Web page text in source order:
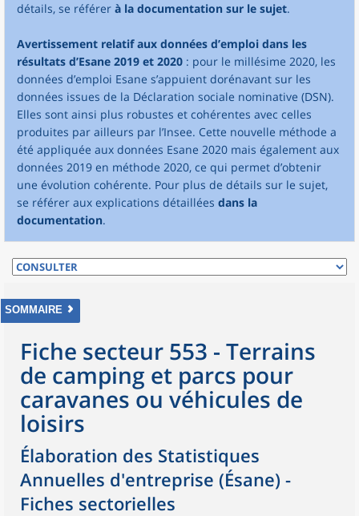
détails, se référer à la documentation sur le sujet.
Avertissement relatif aux données d’emploi dans les
résultats d’Esane 2019 et 2020 : pour le millésime 2020, les
données d’emploi Esane s’appuient dorénavant sur les
données issues de la Déclaration sociale nominative (DSN).
Elles sont ainsi plus robustes et cohérentes avec celles
produites par ailleurs par l’Insee. Cette nouvelle méthode a
été appliquée aux données Esane 2020 mais également aux
données 2019 en méthode 2020, ce qui permet d’obtenir
une évolution cohérente. Pour plus de détails sur le sujet,
se référer aux explications détaillées dans la
documentation.
SOMMAIRE
Fiche secteur 553 - Terrains
de camping et parcs pour
caravanes ou véhicules de
loisirs
Élaboration des Statistiques
Annuelles d'entreprise (Ésane) -
Fiches sectorielles